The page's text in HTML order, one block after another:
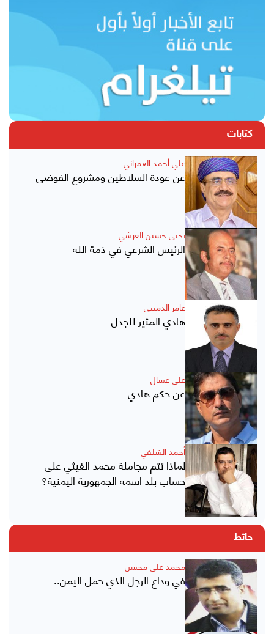
كتابات
علي أحمد العمراني
عن عودة السلاطين ومشروع الفوضى
يحيى حسين العرشي
الرئيس الشرعي في ذمة الله
عامر الدميني
هادي المثير للجدل
علي عشال
عن حكم هادي
أحمد الشلفي
لماذا تتم مجاملة محمد الغيثي على
حساب بلد اسمه الجمهورية اليمنية؟
حائط
محمد علي محسن
في وداع الرجل الذي حمل اليمن..